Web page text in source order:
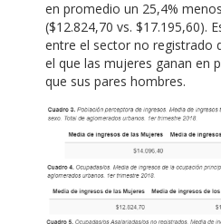
en promedio un 25,4%
($12.824,70 vs. $17.195,60).
entre el sector no registrado
el que las mujeres ganan en
que sus pares hombres.